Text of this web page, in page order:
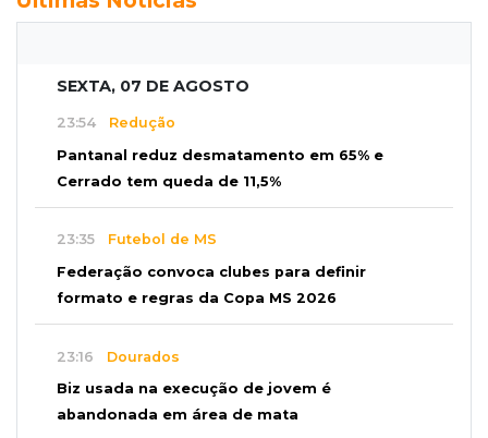
SEXTA, 07 DE AGOSTO
23:54 Redução
Pantanal reduz desmatamento em 65% e
Cerrado tem queda de 11,5%
23:35 Futebol de MS
Federação convoca clubes para definir
formato e regras da Copa MS 2026
23:16 Dourados
Biz usada na execução de jovem é
abandonada em área de mata